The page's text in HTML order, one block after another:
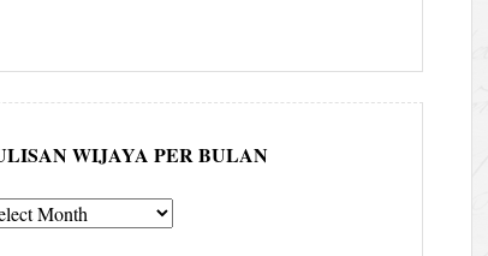
WIJAYA PER BULAN